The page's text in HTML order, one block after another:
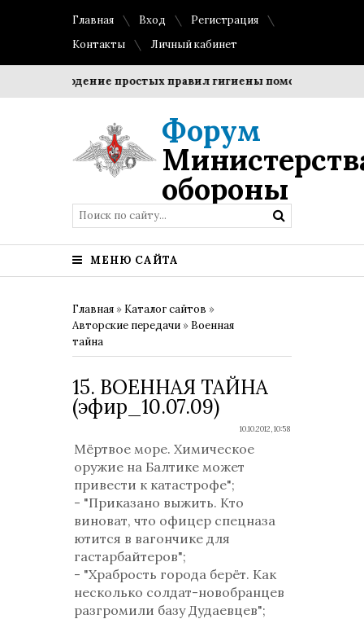
Главная Вход
Регистрация
Контакты
Личный кабинет
Соблюдение простых правил гигиены помогает
Форум
обороны
МЕНЮ САЙТА
Главная » Каталог сайтов »
Авторские передачи » Военная
тайна
15. ВОЕННАЯ ТАЙНА
(эфир_10.07.09)
10.10.2012, 10:58
Мёртвое море. Химическое
оружие на Балтике может
привести к катастрофе";
- "Приказано выжить. Кто
виноват, что офицер спецназа
ютится в вагончике для
гастарбайтеров";
- "Храбрость города берёт. Как
несколько солдат-новобранцев
разгромили базу Дудаевцев";